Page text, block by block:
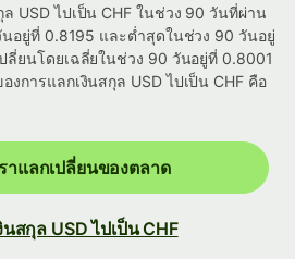
USD ไปเป็น CHF ในช่วง 90 วันที่ผ่าน
อยู่ที่ 0.8195 และต่ำสุดในช่วง 90 วันอยู่
ลี่ยนโดยเฉลี่ยในช่วง 90 วันอยู่ที่ 0.8001
งการแลกเงินสกุล USD ไปเป็น CHF คือ
าแลกเปลี่ยนของตลาด
สกุล USD ไปเป็น CHF